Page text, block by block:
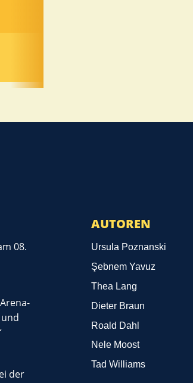
08.
der
AUTOREN
Ursula Poznanski
Şebnem Yavuz‎
Thea Lang
Dieter Braun
Roald Dahl
Nele Moost
Tad Williams